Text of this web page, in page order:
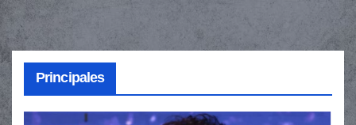
Principales